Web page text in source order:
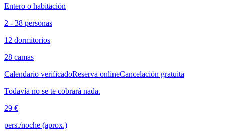
Entero o habitación
2 - 38 personas
12 dormitorios
28 camas
Calendario verificadoReserva onlineCancelación gratuita
Todavía no se te cobrará nada.
29 €
pers./noche (aprox.)